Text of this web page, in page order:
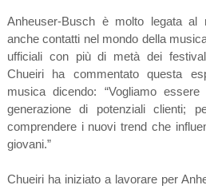
Anheuser-Busch è molto legata
anche contatti nel mondo della
ufficiali con più di metà dei
Chueiri ha commentato questa
musica dicendo: “Vogliamo
generazione di potenziali clienti;
comprendere i nuovi trend che
giovani.”
Chueiri ha iniziato a lavorare per